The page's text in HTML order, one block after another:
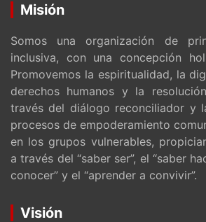
Misión
Somos una organización de
inclusiva, con una concepción
Promovemos la espiritualidad, la
derechos humanos y la
través del diálogo reconciliador y
procesos de empoderamiento
en los grupos vulnerables,
a través del “saber ser”, el “saber
conocer” y el “aprender a convivir”.
Visión